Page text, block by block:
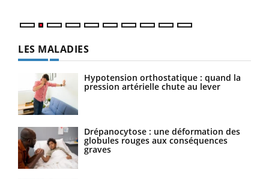
LES MALADIES
Hypotension orthostatique : quand la
pression artérielle chute au lever
Drépanocytose : une déformation des
globules rouges aux conséquences
graves